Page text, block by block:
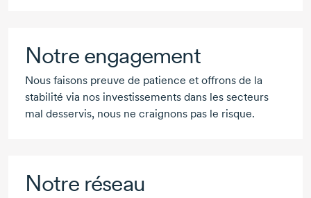
Notre engagement
Nous faisons preuve de patience et offrons de la
stabilité via nos investissements dans les secteurs
mal desservis, nous ne craignons pas le risque.
Notre réseau